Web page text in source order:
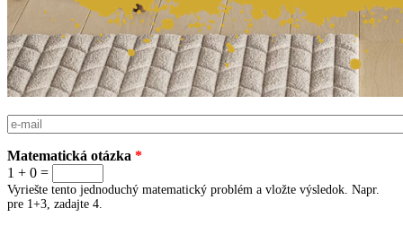
E-mail
Matematická otázka *
1 + 0 =
Vyriešte tento jednoduchý matematický problém a vložte výsledok. Napr.
pre 1+3, zadajte 4.